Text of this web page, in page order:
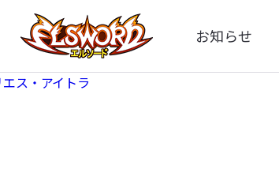
お知らせ
全体